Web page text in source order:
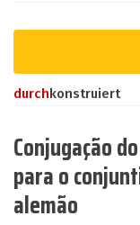
durchkonstruiert
Conjugação
para o
alemão